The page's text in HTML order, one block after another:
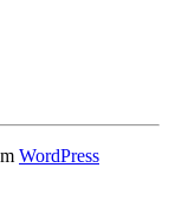
WordPress